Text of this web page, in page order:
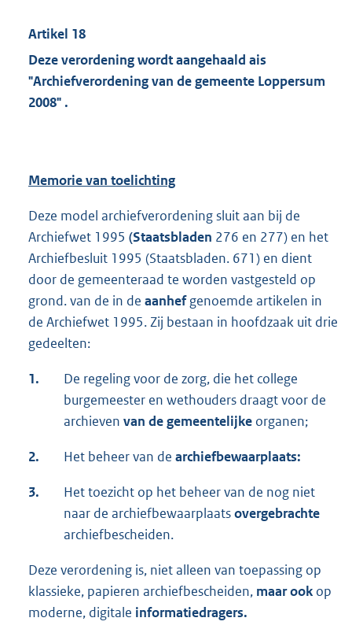
Artikel 18
Deze verordening wordt aangehaald ais
"Archiefverordening van de gemeente Loppersum
2008" .
Memorie van toelichting
Deze model archiefverordening sluit aan bij de
Archiefwet 1995 (Staatsbladen 276 en 277) en het
Archiefbesluit 1995 (Staatsbladen. 671) en dient
door de gemeenteraad te worden vastgesteld op
grond. van de in de aanhefgenoemde artikelen in
de Archiefwet 1995. Zij bestaan in hoofdzaak uit drie
gedeelten:
1.
De regeling voor de zorg, die het college
burgemeester en wethouders draagt voor de
archieven van degemeentelijke organen;
2. Het beheer van de archiefbewaarplaats:
3.
Het toezicht op het beheer van de nog niet
naar de archiefbewaarplaatsovergebrachte
archiefbescheiden.
Deze verordening is, niet alleen van toepassing op
klassieke, papieren archiefbescheiden, maar ook op
moderne, digitale informatiedragers.